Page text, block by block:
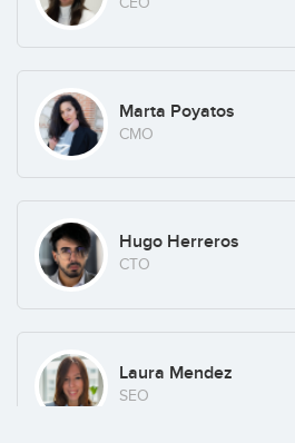
Marta Poyatos
CMO
Hugo Herreros
CTO
Laura Mendez
SEO